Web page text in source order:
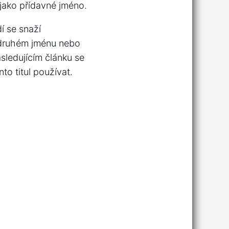
přídavné jméno.
se snaží
jménu nebo
článku se
titul používat.